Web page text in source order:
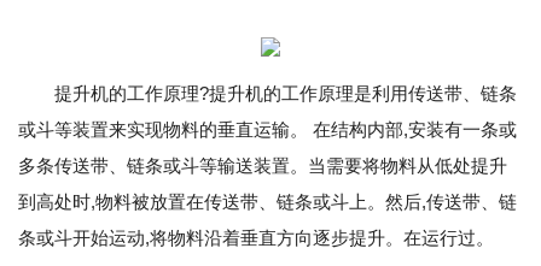
提升机的工作原理?提升机的工作原理是利用传送带、链条
或斗等装置来实现物料的垂直运输。 在结构内部,安装有一条或
多条传送带、链条或斗等输送装置。当需要将物料从低处提升
到高处时,物料被放置在传送带、链条或斗上。然后,传送带、链
条或斗开始运动,将物料沿着垂直方向逐步提升。在运行过。